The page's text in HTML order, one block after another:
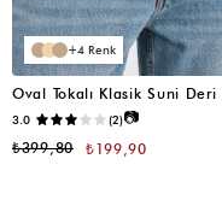
4
3.0 (2)📷
₺199,90
₺399,80